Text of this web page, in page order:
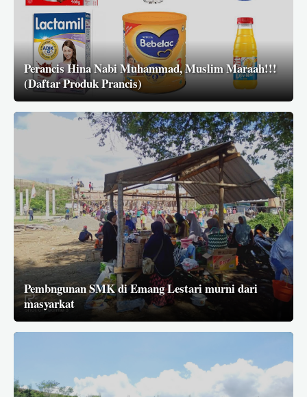
Perancis Hina Nabi Muhammad, Muslim Maraah!!!
(Daftar Produk Prancis)
Pembngunan SMK di Emang Lestari murni dari
masyarkat